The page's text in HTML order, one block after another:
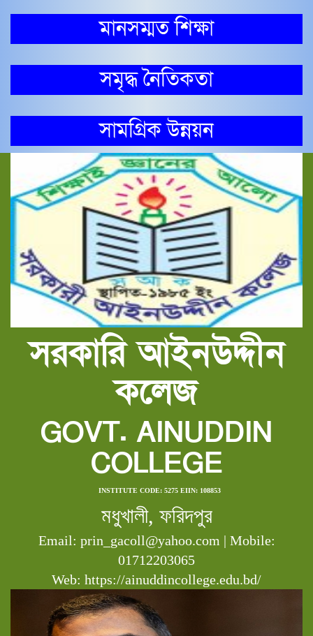
মানসম্মত শিক্ষা
সমৃদ্ধ নৈতিকতা
সামগ্রিক উন্নয়ন
সরকারি আইনউদ্দীন
কলেজ
GOVT. AINUDDIN
COLLEGE
INSTITUTE CODE: 5275 EIIN: 108853
মধুখালী, ফরিদপুর
Email: prin_gacoll@yahoo.com | Mobile:
01712203065
Web: https://ainuddincollege.edu.bd/